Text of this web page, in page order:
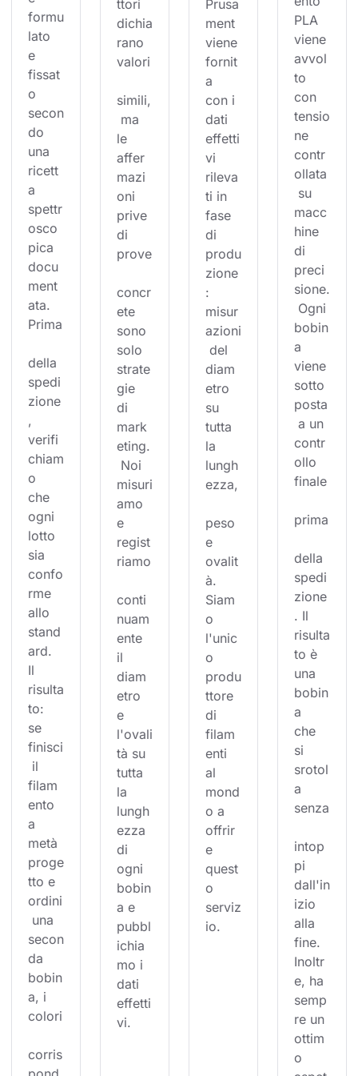
formu
lato
e
fissat
o
secon
do
una
ricett
a
spettr
osco
pica
docu
ment
ata.
Prima
della
spedi
zione
,
verifi
chiam
o
che
ogni
lotto
sia
confo
rme
allo
stand
ard.
Il
risulta
to:
se
finisci
il
filam
ento
a
metà
proge
tto e
ordini
una
secon
da
bobin
a, i
colori
corris
ttori
dichia
rano
valori
simili,
ma
le
affer
mazi
oni
prive
di
prove
concr
ete
sono
solo
strate
gie
di
mark
eting.
Noi
misuri
amo
e
regist
riamo
conti
nuam
ente
il
diam
etro
e
l'ovali
tà su
tutta
la
lungh
ezza
di
ogni
bobin
a e
pubbl
ichia
mo i
dati
effetti
vi.
Prusa
ment
viene
fornit
a
con i
dati
effetti
vi
rileva
ti in
fase
di
produ
zione
:
misur
azioni
del
diam
etro
su
tutta
la
lungh
ezza,
peso
e
ovalit
à.
Siam
o
l'unic
o
produ
ttore
di
filam
enti
al
mond
o a
offrir
e
quest
o
serviz
io.
PLA
viene
avvol
to
con
tensio
ne
contr
ollata
su
macc
hine
di
preci
sione.
Ogni
bobin
a
viene
sotto
posta
a un
contr
ollo
finale
prima
della
spedi
zione
. Il
risulta
to è
una
bobin
a
che
si
srotol
a
senza
intop
pi
dall'in
izio
alla
fine.
Inoltr
e, ha
semp
re un
ottim
o